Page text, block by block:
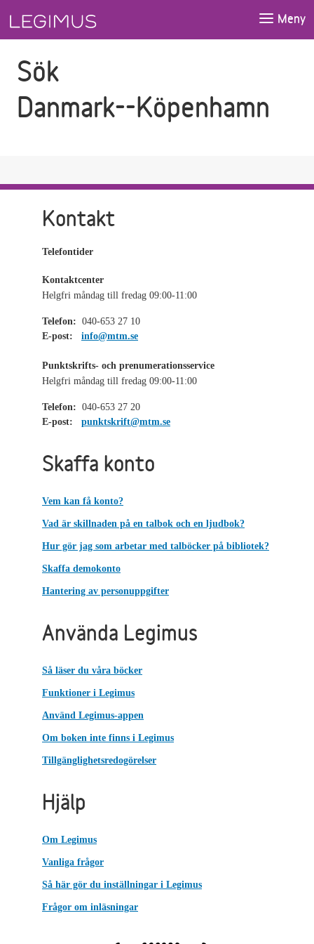
Meny
Sök
Danmark--Köpenhamn
Kontakt
Telefontider
Kontaktcenter
Helgfri måndag till fredag 09:00-11:00
Telefon: 040-653 27 10
E-post:
info@mtm.se
Punktskrifts- och prenumerationsservice
Helgfri måndag till fredag 09:00-11:00
Telefon: 040-653 27 20
E-post:
punktskrift@mtm.se
Skaffa konto
Vem kan få konto?
Vad är skillnaden på en talbok och en ljudbok?
Hur gör jag som arbetar med talböcker på bibliotek?
Skaffa demokonto
Hantering av personuppgifter
Använda Legimus
Så läser du våra böcker
Funktioner i Legimus
Använd Legimus-appen
Om boken inte finns i Legimus
Tillgänglighetsredogörelser
Hjälp
Om Legimus
Vanliga frågor
Så här gör du inställningar i Legimus
Frågor om inläsningar